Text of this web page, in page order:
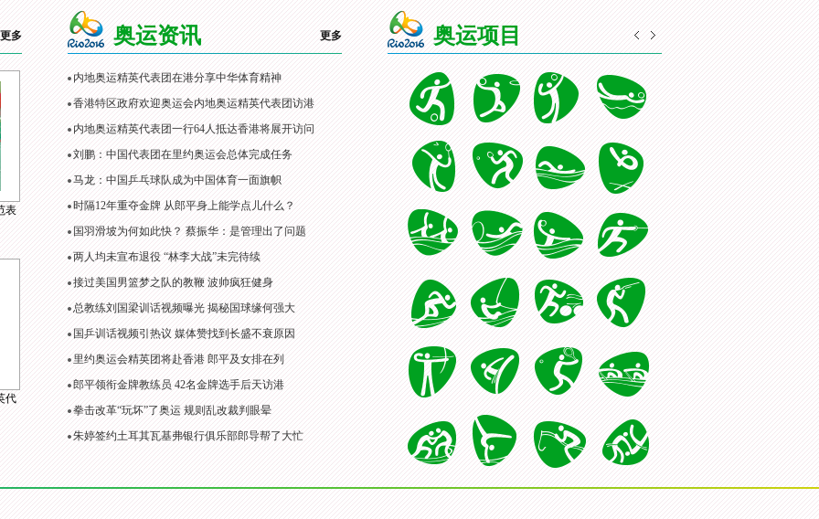
更多
表
代
奥运资讯 更多
内地奥运精英代表团在港分享中华体育精神
香港特区政府欢迎奥运会内地奥运精英代表团访港
内地奥运精英代表团一行64人抵达香港将展开访问
刘鹏：中国代表团在里约奥运会总体完成任务
马龙：中国乒乓球队成为中国体育一面旗帜
时隔12年重夺金牌 从郎平身上能学点儿什么？
国羽滑坡为何如此快？ 蔡振华：是管理出了问题
两人均未宣布退役 “林李大战”未完待续
接过美国男篮梦之队的教鞭 波帅疯狂健身
总教练刘国梁训话视频曝光 揭秘国球缘何强大
国乒训话视频引热议 媒体赞找到长盛不衰原因
里约奥运会精英团将赴香港 郎平及女排在列
郎平领衔金牌教练员 42名金牌选手后天访港
拳击改革“玩坏”了奥运 规则乱改裁判眼晕
朱婷签约土耳其瓦基弗银行俱乐部郎导帮了大忙
奥运项目